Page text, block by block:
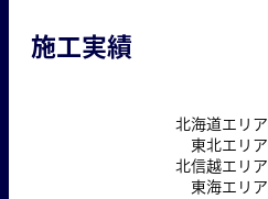
施工実績
北海道エリア
東北エリア
北信越エリア
東海エリア